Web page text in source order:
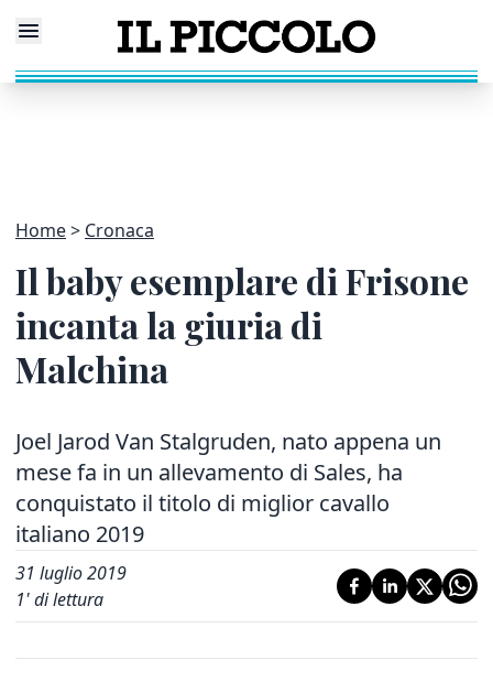
Home Cronaca
Il baby esemplare di Frisone
incanta la giuria di
Malchina
Joel Jarod Van Stalgruden, nato appena un
mese fa in un allevamento di Sales, ha
conquistato il titolo di miglior cavallo
italiano 2019
31 luglio 2019
1' di lettura